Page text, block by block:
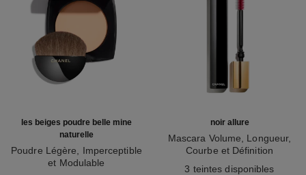
les beiges poudre belle mine
naturelle
Poudre Légère, Imperceptible
et Modulable
noir allure
Mascara Volume, Longueur,
Courbe et Définition
3 teintes disponibles